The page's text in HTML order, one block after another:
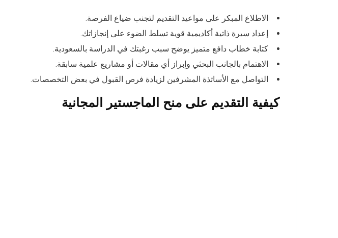
الاطلاع المبكر على مواعيد التقديم لتجنب ضياع الفرصة.
إعداد سيرة ذاتية أكاديمية قوية تسلط الضوء على إنجازاتك.
كتابة خطاب دافع متميز يوضح سبب رغبتك في الدراسة بالسعودية.
الاهتمام بالجانب البحثي وإبراز أي مقالات أو مشاريع علمية سابقة.
التواصل مع الأساتذة المشرفين لزيادة فرص القبول في بعض التخصصات.
كيفية التقديم على منح الماجستير المجانية